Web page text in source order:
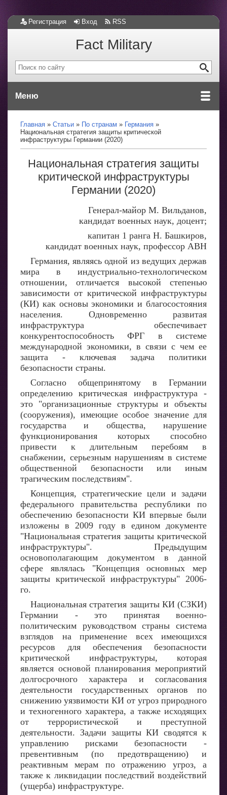
Регистрация Вход RSS
Fact Military
Меню
Главная Статьи По странам
Германия
Национальная стратегия защиты критической
инфраструктуры Германии (2020)
Национальная стратегия защиты
критической инфраструктуры
Германии (2020)
Генерал-майор М. Вильданов,
кандидат военных наук, доцент;
капитан 1 ранга Н. Башкиров,
кандидат военных наук, профессор АВН
Германия, являясь одной из ведущих держав
мира в индустриально-технологическом
отношении, отличается высокой степенью
зависимости от критической инфраструктуры
(КИ) как основы экономики и благосостояния
населения. Одновременно развитая
инфраструктура обеспечивает
конкурентоспособность ФРГ в системе
международной экономики, в связи с чем ее
защита - ключевая задача политики
безопасности страны.
Согласно общепринятому в Германии
определению критическая инфраструктура -
это "организационные структуры и объекты
(сооружения), имеющие особое значение для
государства и общества, нарушение
функционирования которых способно
привести к длительным перебоям в
снабжении, серьезным нарушениям в системе
общественной безопасности или иным
трагическим последствиям".
Концепция, стратегические цели и задачи
федерального правительства республики по
обеспечению безопасности КИ впервые были
изложены в 2009 году в едином документе
"Национальная стратегия защиты критической
инфраструктуры". Предыдущим
основополагающим документом в данной
сфере являлась "Концепция основных мер
защиты критической инфраструктуры" 2006-
го.
Национальная стратегия защиты КИ (СЗКИ)
Германии - это принятая военно-
политическим руководством страны система
взглядов на применение всех имеющихся
ресурсов для обеспечения безопасности
критической инфраструктуры, которая
является основой планирования мероприятий
долгосрочного характера и согласования
деятельности государственных органов по
снижению уязвимости КИ от угроз природного
и техногенного характера, а также исходящих
от террористической и преступной
деятельности. Задачи защиты КИ сводятся к
управлению рисками безопасности -
превентивным (по предотвращению) и
реактивным мерам по отражению угроз, а
также к ликвидации последствий воздействий
(ущерба) инфраструктуре.